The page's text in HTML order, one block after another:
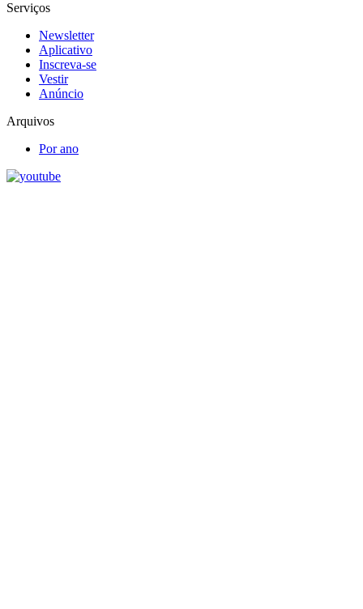
Serviços
Newsletter
Aplicativo
Inscreva-se
Vestir
Anúncio
Arquivos
Por ano